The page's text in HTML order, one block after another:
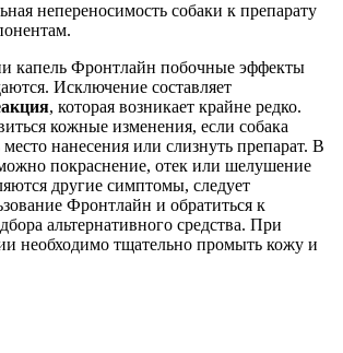
непереносимость собаки к препарату
капель Фронтлайн побочные эффекты
Исключение составляет
, которая возникает крайне редко.
кожные изменения, если собака
место нанесения или слизнуть препарат. В
покраснение, отек или шелушение
другие симптомы, следует
Фронтлайн и обратиться к
альтернативного средства. При
необходимо тщательно промыть кожу и